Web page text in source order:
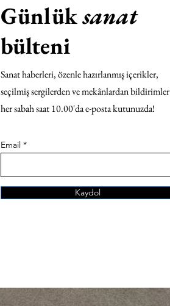
Günlüksanat
bülteni
Sanat haberleri, özenle hazırlanmış içerikler,
seçilmiş sergilerden ve mekânlardan bildirimler
her sabah saat 10.00'da e-posta kutunuzda!
Email
Kaydol